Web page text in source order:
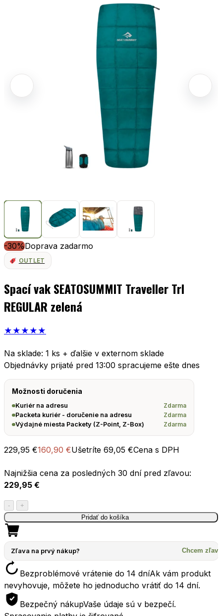
-30%Doprava zadarmo
OUTLET
Spací vak SEATOSUMMIT Traveller TrI
REGULAR zelená
★ ★ ★ ★ ★
Na sklade: 1 ks + ďalšie v externom sklade
Objednávky prijaté pred 13:00 spracujeme ešte dnes
Možnosti doručenia
Kuriér na adresu
Zdarma
Packeta kuriér - doručenie na adresu
Zdarma
Výdajné miesta Packety (Z-Point, Z-Box)
Zdarma
229,95 €160,90 €Ušetríte 69,05 €Cena s DPH
Najnižšia cena za posledných 30 dní pred zľavou:
229,95 €
-
množstvo
Spací
vak
SEATOSUMMIT
Traveller
TrI
REGULAR
zelená
+
Pridať do košíka
Zľava na prvý nákup? Chcem zľavu
Bezproblémové vrátenie do 14 dníAk vám produkt
nevyhovuje, môžete ho jednoducho vrátiť do 14 dní.
Bezpečný nákupVaše údaje sú v bezpečí.